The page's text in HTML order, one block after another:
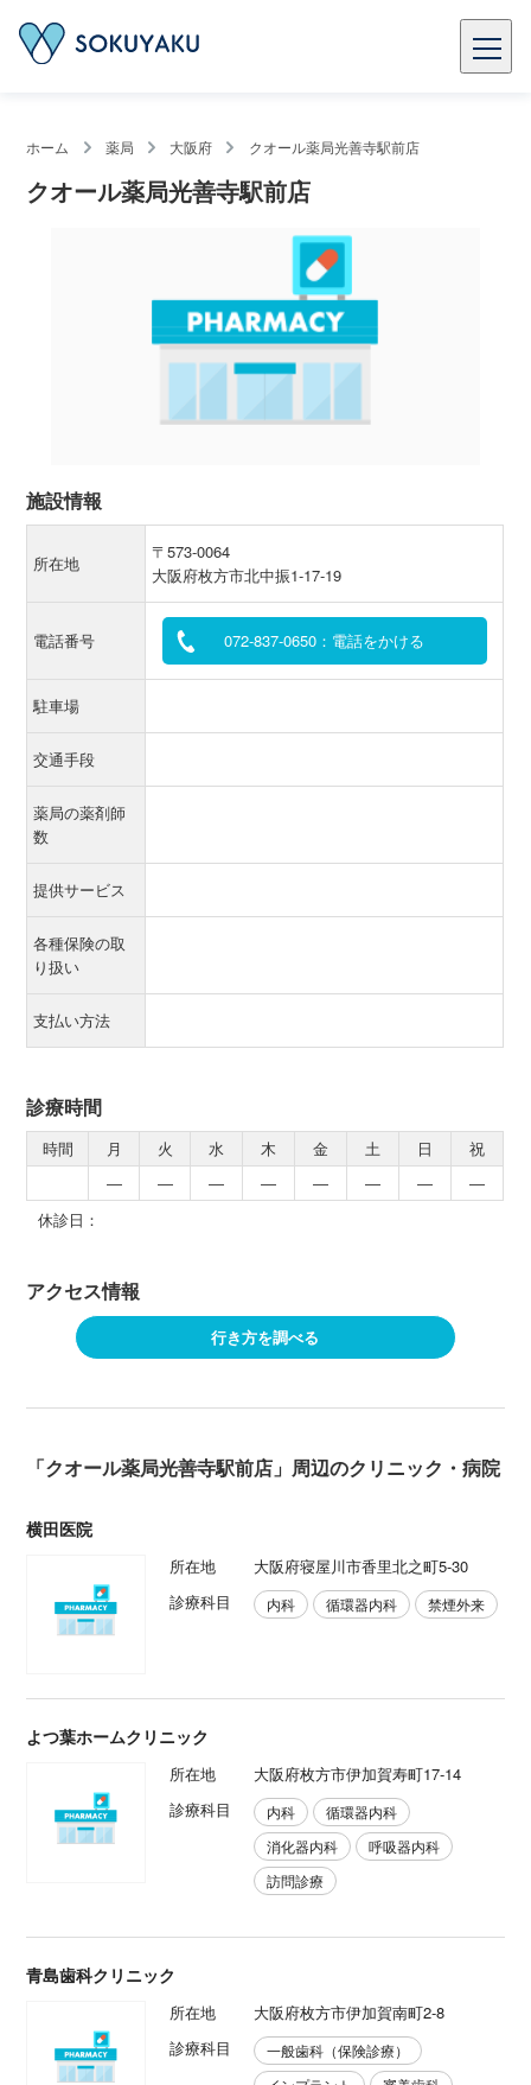
ホーム 薬局 大阪府 クオール薬局光善寺駅前店
クオール薬局光善寺駅前店
施設情報
所在地
〒573-0064
大阪府枚方市北中振1-17-19
電話番号 072-837-0650：電話をかける
駐車場
交通手段
薬局の薬剤師
数
提供サービス
各種保険の取
り扱い
支払い方法
診療時間
時間 月 火 水 木 金 土 日
祝
―
― ― ― ― ― ―
―
休診日：
アクセス情報
行き方を調べる
「クオール薬局光善寺駅前店」周辺のクリニック・病院
横田医院
所在地
大阪府寝屋川市香里北之町5-30
診療科目
内科 循環器内科 禁煙外来
よつ葉ホームクリニック
所在地
大阪府枚方市伊加賀寿町17-14
診療科目
内科
循環器内科
消化器内科
呼吸器内科
訪問診療
青島歯科クリニック
所在地
大阪府枚方市伊加賀南町2-8
診療科目
一般歯科（保険診療）